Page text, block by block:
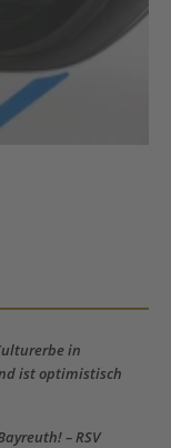
in
ist optimistisch
– RSV